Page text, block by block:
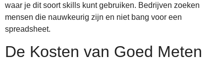
waar je dit soort skills kunt gebruiken. Bedrijven zoeken
mensen die nauwkeurig zijn en niet bang voor een
spreadsheet.
De Kosten van Goed Meten